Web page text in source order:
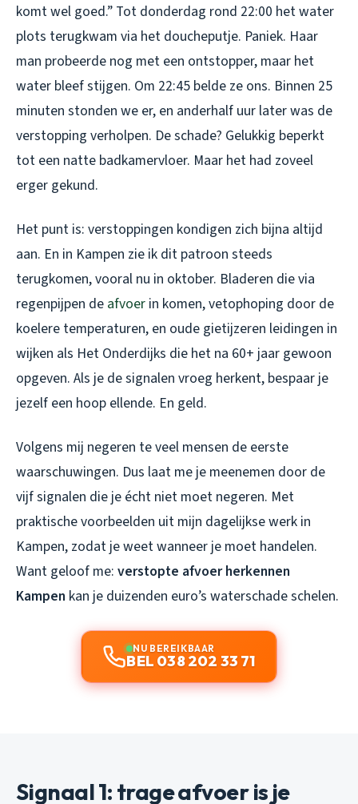
komt wel goed.” Tot donderdag rond 22:00 het water
plots terugkwam via het doucheputje. Paniek. Haar
man probeerde nog met een ontstopper, maar het
water bleef stijgen. Om 22:45 belde ze ons. Binnen 25
minuten stonden we er, en anderhalf uur later was de
verstopping verholpen. De schade? Gelukkig beperkt
tot een natte badkamervloer. Maar het had zoveel
erger gekund.
Het punt is: verstoppingen kondigen zich bijna altijd
aan. En in Kampen zie ik dit patroon steeds
terugkomen, vooral nu in oktober. Bladeren die via
regenpijpen de afvoer in komen, vetophoping door de
koelere temperaturen, en oude gietijzeren leidingen in
wijken als Het Onderdijks die het na 60+ jaar gewoon
opgeven. Als je de signalen vroeg herkent, bespaar je
jezelf een hoop ellende. En geld.
Volgens mij negeren te veel mensen de eerste
waarschuwingen. Dus laat me je meenemen door de
vijf signalen die je écht niet moet negeren. Met
praktische voorbeelden uit mijn dagelijkse werk in
Kampen, zodat je weet wanneer je moet handelen.
Want geloof me: verstopte afvoer herkennen
Kampen kan je duizenden euro’s waterschade schelen.
NU BEREIKBAAR
BEL 038 202 33 71
Signaal 1: trage afvoer is je